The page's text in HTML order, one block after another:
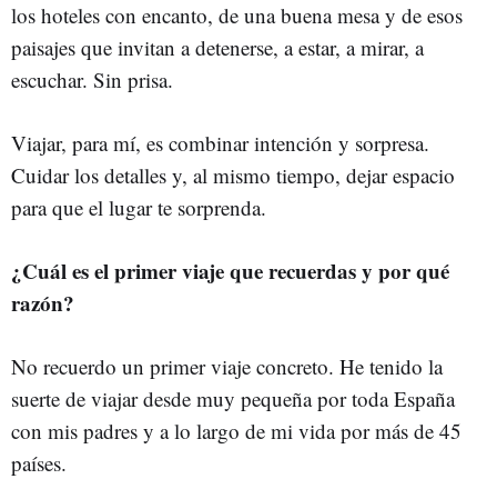
los hoteles con encanto, de una buena mesa y de esos
paisajes que invitan a detenerse, a estar, a mirar, a
escuchar. Sin prisa.
Viajar, para mí, es combinar intención y sorpresa.
Cuidar los detalles y, al mismo tiempo, dejar espacio
para que el lugar te sorprenda.
¿Cuál es el primer viaje que recuerdas y por qué
razón?
No recuerdo un primer viaje concreto. He tenido la
suerte de viajar desde muy pequeña por toda España
con mis padres y a lo largo de mi vida por más de 45
países.